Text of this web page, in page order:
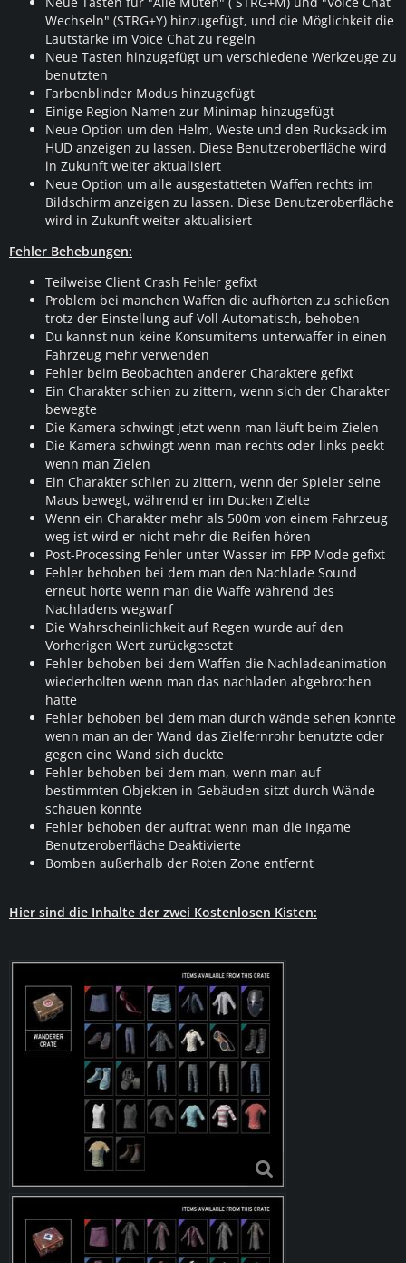
Wechseln" (STRG+Y) hinzugefügt, und die Möglichkeit die
Lautstärke im Voice Chat zu regeln
Neue Tasten hinzugefügt um verschiedene Werkzeuge zu
benutzten
Farbenblinder Modus hinzugefügt
Einige Region Namen zur Minimap hinzugefügt
Neue Option um den Helm, Weste und den Rucksack im
HUD anzeigen zu lassen. Diese Benutzeroberfläche wird
in Zukunft weiter aktualisiert
Neue Option um alle ausgestatteten Waffen rechts im
Bildschirm anzeigen zu lassen. Diese Benutzeroberfläche
wird in Zukunft weiter aktualisiert
Fehler Behebungen:
Teilweise Client Crash Fehler gefixt
Problem bei manchen Waffen die aufhörten zu schießen
trotz der Einstellung auf Voll Automatisch, behoben
Du kannst nun keine Konsumitems unterwaffer in einen
Fahrzeug mehr verwenden
Fehler beim Beobachten anderer Charaktere gefixt
Ein Charakter schien zu zittern, wenn sich der Charakter
bewegte
Die Kamera schwingt jetzt wenn man läuft beim Zielen
Die Kamera schwingt wenn man rechts oder links peekt
wenn man Zielen
Ein Charakter schien zu zittern, wenn der Spieler seine
Maus bewegt, während er im Ducken Zielte
Wenn ein Charakter mehr als 500m von einem Fahrzeug
weg ist wird er nicht mehr die Reifen hören
Post-Processing Fehler unter Wasser im FPP Mode gefixt
Fehler behoben bei dem man den Nachlade Sound
erneut hörte wenn man die Waffe während des
Nachladens wegwarf
Die Wahrscheinlichkeit auf Regen wurde auf den
Vorherigen Wert zurückgesetzt
Fehler behoben bei dem Waffen die Nachladeanimation
wiederholten wenn man das nachladen abgebrochen
hatte
Fehler behoben bei dem man durch wände sehen konnte
wenn man an der Wand das Zielfernrohr benutzte oder
gegen eine Wand sich duckte
Fehler behoben bei dem man, wenn man auf
bestimmten Objekten in Gebäuden sitzt durch Wände
schauen konnte
Fehler behoben der auftrat wenn man die Ingame
Benutzeroberfläche Deaktivierte
Bomben außerhalb der Roten Zone entfernt
Hier sind die Inhalte der zwei Kostenlosen Kisten: